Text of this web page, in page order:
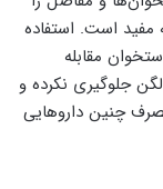
مفید است. استفاده
مقابله
جلوگیری نکرده و
چنین داروهایی